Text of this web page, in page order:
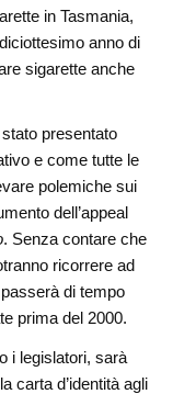
in Tasmania,
anno di
sigarette anche
presentato
e come tutte le
polemiche sui
dell’appeal
. Senza contare che
ricorrere ad
di tempo
prima del 2000.
i legislatori, sarà
carta d’identità agli